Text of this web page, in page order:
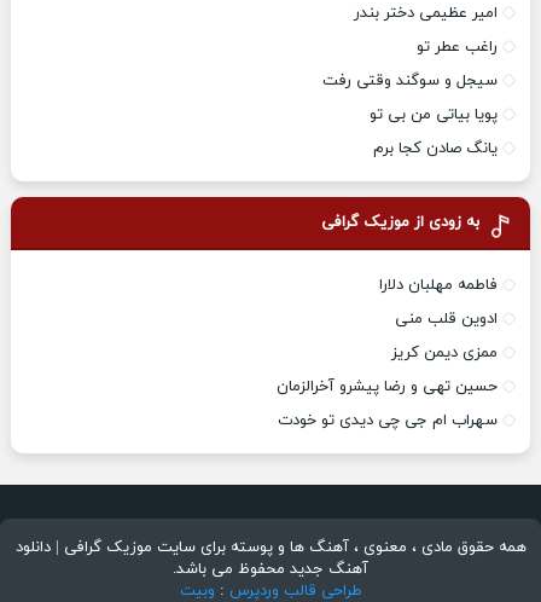
امیر عظیمی دختر بندر
راغب عطر تو
سیجل و سوگند وقتی رفت
پویا بیاتی من بی تو
یانگ صادن کجا برم
به زودی از موزیک گرافی
فاطمه مهلبان دلارا
ادوین قلب منی
ممزی دیمن کریز
حسین تهی و رضا پیشرو آخرالزمان
سهراب ام جی چی دیدی تو خودت
همه حقوق مادی ، معنوی ، آهنگ ها و پوسته برای سایت موزیک گرافی | دانلود
آهنگ جدید محفوظ می باشد.
طراحی قالب وردپرس : وبیت